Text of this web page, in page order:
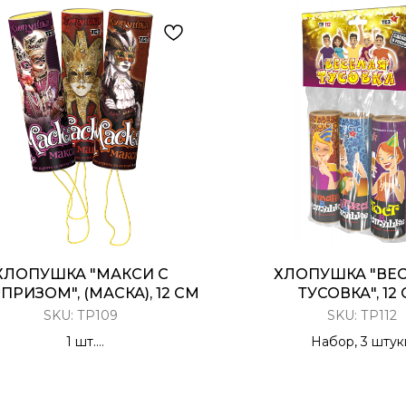
"МАКСИ С
(МАСКА), 12 СМ
SKU: ТР109
1 шт.
ХЛОПУШКА
ТУСОВКА", 12
SKU: ТР112
Набор, 3